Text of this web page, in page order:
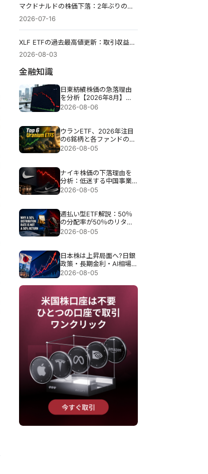
マクドナルドの株価下落：2年ぶりの安値をつけた理由
2026-07-16
XLF ETFの過去最高値更新：取引収益と取引収益は上昇相場を維持できるのか？
2026-08-03
金融知識
日東紡績株価の急落理由
を分析【2026年8月】：
決算発表後に売りが広が
2026-08-06
ウランETF、2026年注目
の6銘柄と各ファンドの実
際保有銘柄。
2026-08-05
ナイキ株価の下落理由を
分析：低迷する中国事業
と再建計画への懸念、株
2026-08-05
週払い型ETF解説：50％
の分配率が50％のリター
ンを意味しない理由
2026-08-05
日本株は上昇局面へ?日銀
政策・長期金利・AI相場
から見る8月相場の投資戦
2026-08-05